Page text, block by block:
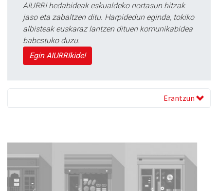
AIURRI hedabideak eskualdeko nortasun hitzak
jaso eta zabaltzen ditu. Harpidedun eginda, tokiko
albisteak euskaraz lantzen dituen komunikabidea
babestuko duzu.
Egin AIURRIkide!
Erantzun